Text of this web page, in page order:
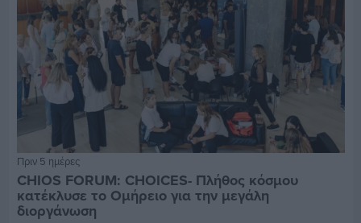
Πριν 5 ημέρες
CHIOS FORUM: CHOICES- Πλήθος κόσμου
κατέκλυσε το Ομήρειο για την μεγάλη
διοργάνωση